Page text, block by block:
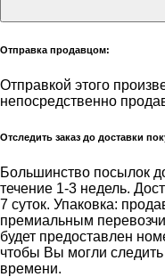
Отправка продавцом:
Отправкой этого
непосредственно
Отследить заказ до доставки
Большинство посылок
течение 1-3 недель.
7 суток. Упаковка:
премиальным
будет предоставлен
чтобы Вы могли
времени.